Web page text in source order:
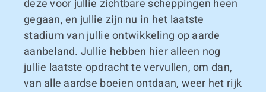
deze voor jullie zichtbare scheppingen heen
gegaan, en jullie zijn nu in het laatste
stadium van jullie ontwikkeling op aarde
aanbeland. Jullie hebben hier alleen nog
jullie laatste opdracht te vervullen, om dan,
van alle aardse boeien ontdaan, weer het rijk